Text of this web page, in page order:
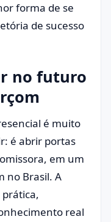
forma de se
de sucesso
no futuro
é muito
é abrir portas
em um
no Brasil. A
real